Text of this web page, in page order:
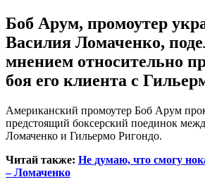
Боб Арум, промоутер
Василия Ломаченко,
мнением относительно
боя его клиента с
Американский промоутер Боб Арум
предстоящий боксерский поединок
Ломаченко и Гильермо Ригондо.
Читай также: Не думаю, что смогу
– Ломаченко